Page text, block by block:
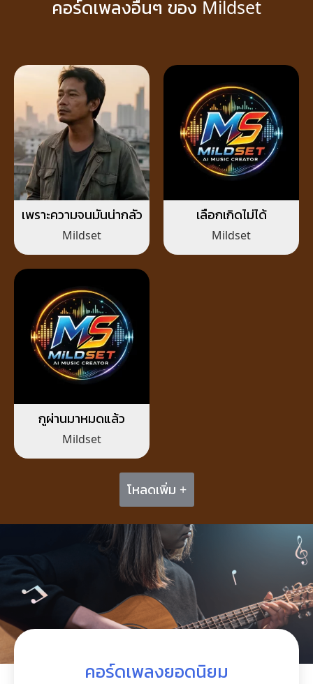
คอร์ดเพลงอื่นๆ ของ Mildset
เพราะความจนมันน่ากลัว
Mildset
เลือกเกิดไม่ได้
Mildset
กูผ่านมาหมดแล้ว
Mildset
โหลดเพิ่ม +
คอร์ดเพลงยอดนิยม